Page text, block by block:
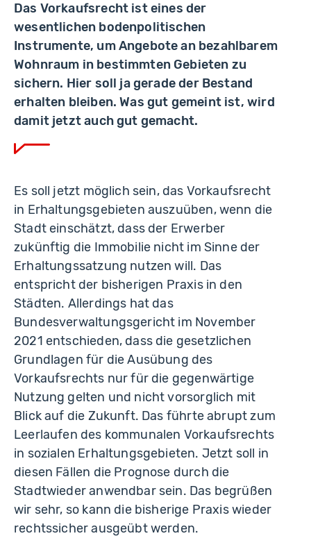
Das Vorkaufsrecht ist eines der
wesentlichen bodenpolitischen
Instrumente, um Angebote an bezahlbarem
Wohnraum in bestimmten Gebieten zu
sichern. Hier soll ja gerade der Bestand
erhalten bleiben. Was gut gemeint ist, wird
damit jetzt auch gut gemacht.
Es soll jetzt möglich sein, das Vorkaufsrecht
in Erhaltungsgebieten auszuüben, wenn die
Stadt einschätzt, dass der Erwerber
zukünftig die Immobilie nicht im Sinne der
Erhaltungssatzung nutzen will. Das
entspricht der bisherigen Praxis in den
Städten. Allerdings hat das
Bundesverwaltungsgericht im November
2021 entschieden, dass die gesetzlichen
Grundlagen für die Ausübung des
Vorkaufsrechts nur für die gegenwärtige
Nutzung gelten und nicht vorsorglich mit
Blick auf die Zukunft. Das führte abrupt zum
Leerlaufen des kommunalen Vorkaufsrechts
in sozialen Erhaltungsgebieten. Jetzt soll in
diesen Fällen die Prognose durch die
Stadtwieder anwendbar sein. Das begrüßen
wir sehr, so kann die bisherige Praxis wieder
rechtssicher ausgeübt werden.